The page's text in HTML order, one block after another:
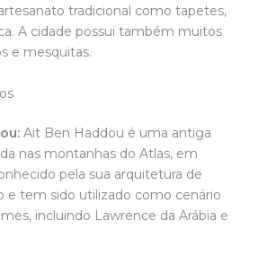
tradicional como tapetes,
A cidade possui também muitos
e mesquitas.
Ait Ben Haddou é uma antiga
nas montanhas do Atlas, em
pela sua arquitetura de
e tem sido utilizado como cenário
incluindo Lawrence da Arábia e